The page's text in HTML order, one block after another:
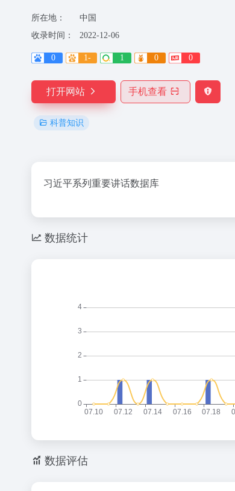
所在地：
中国
收录时间：
2022-12-06
0 1- 1 0 0
打开网站 手机查看
科普知识
习近平系列重要讲话数据库
数据统计
数据评估